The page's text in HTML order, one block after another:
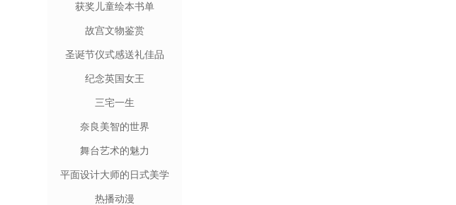
获奖儿童绘本书单
故宫文物鉴赏
圣诞节仪式感送礼佳品
纪念英国女王
三宅一生
奈良美智的世界
舞台艺术的魅力
平面设计大师的日式美学
热播动漫